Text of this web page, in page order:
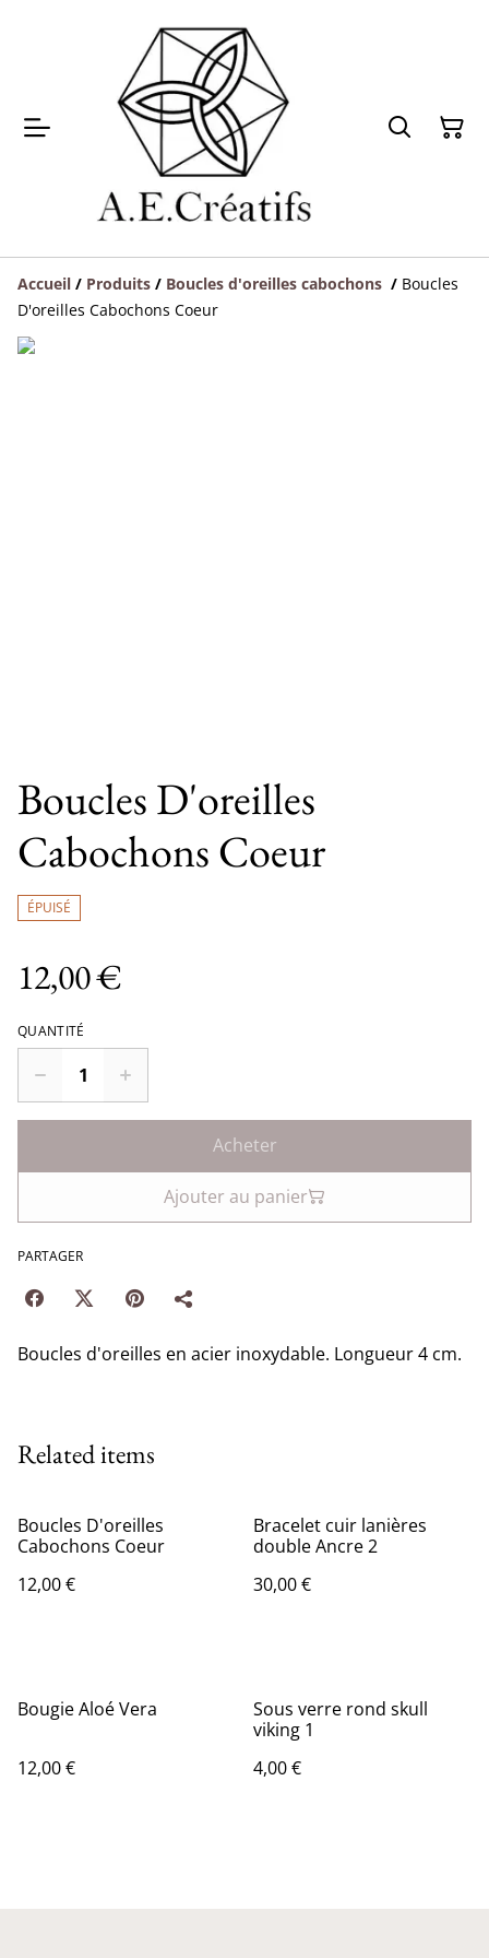
Accueil / Produits / Boucles d'oreilles cabochons / Boucles
D'oreilles Cabochons Coeur
Boucles D'oreilles
Cabochons Coeur
ÉPUISÉ
12,00 €
QUANTITÉ
Acheter
Ajouter au panier
PARTAGER
Boucles d'oreilles en acier inoxydable. Longueur 4 cm.
Related items
Boucles D'oreilles
Cabochons Coeur
12,00 €
Bracelet cuir lanières
double Ancre 2
30,00 €
Bougie Aloé Vera
12,00 €
Sous verre rond skull
viking 1
4,00 €